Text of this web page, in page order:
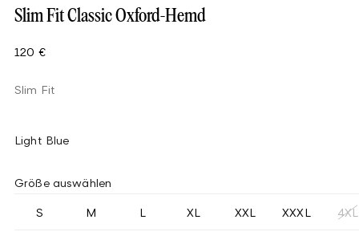
Slim Fit Classic Oxford-Hemd
120 €
Slim Fit
Light Blue
Größe auswählen
S M L XL XXL XXXL 4XL